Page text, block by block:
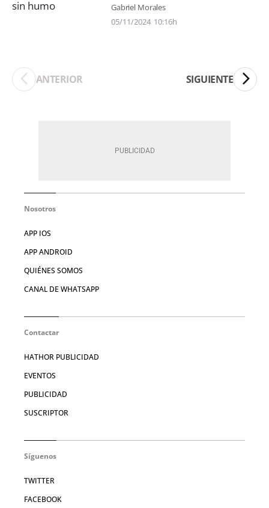
Gabriel Morales
05/11/2024 10:16h
ANTERIOR SIGUIENTE
Nosotros
APP IOS
APP ANDROID
QUIÉNES SOMOS
CANAL DE WHATSAPP
Contactar
HATHOR PUBLICIDAD
EVENTOS
PUBLICIDAD
SUSCRIPTOR
Síguenos
TWITTER
FACEBOOK